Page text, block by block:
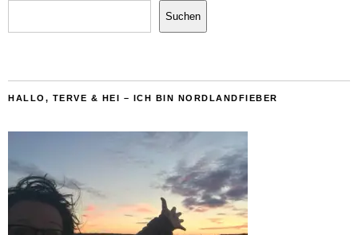
Suchen
HALLO, TERVE & HEI – ICH BIN NORDLANDFIEBER